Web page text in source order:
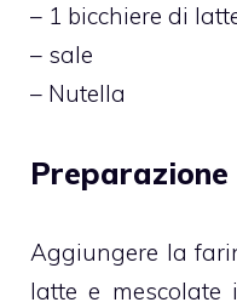
– 1 bicchiere di
– sale
– Nutella
Preparazione
Aggiungere la
latte e